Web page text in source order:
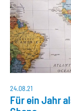
24.08.21
Für ein Jahr